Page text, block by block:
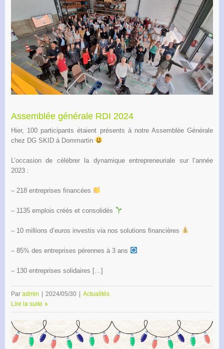
Assemblée générale RDI 2024
Hier, 100 participants étaient présents à notre Assemblée Générale
chez DG SKID à Dommartin
L’occasion de célébrer la dynamique entrepreneuriale sur l’année
2023 :
– 218 entreprises financées
– 1135 emplois créés et consolidés
– 10 millions d’euros investis via nos solutions financières
– 85% des entreprises pérennes à 3 ans
– 130 entreprises solidaires […]
Par admin | 2024/05/30 | Actualités
Lire la suite